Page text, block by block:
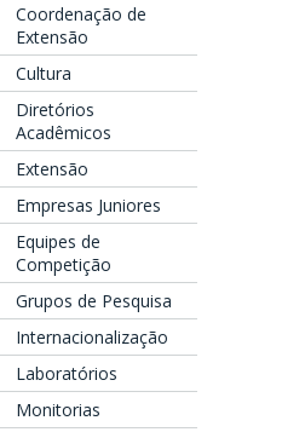
Coordenação de
Extensão
Cultura
Diretórios
Acadêmicos
Extensão
Empresas Juniores
Equipes de
Competição
Grupos de Pesquisa
Internacionalização
Laboratórios
Monitorias